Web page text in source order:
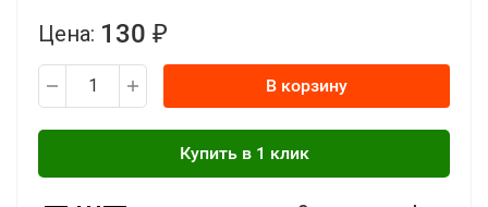
Цена: 130 ₽
В корзину